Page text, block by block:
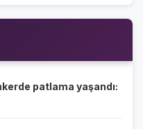
patlama yaşandı: